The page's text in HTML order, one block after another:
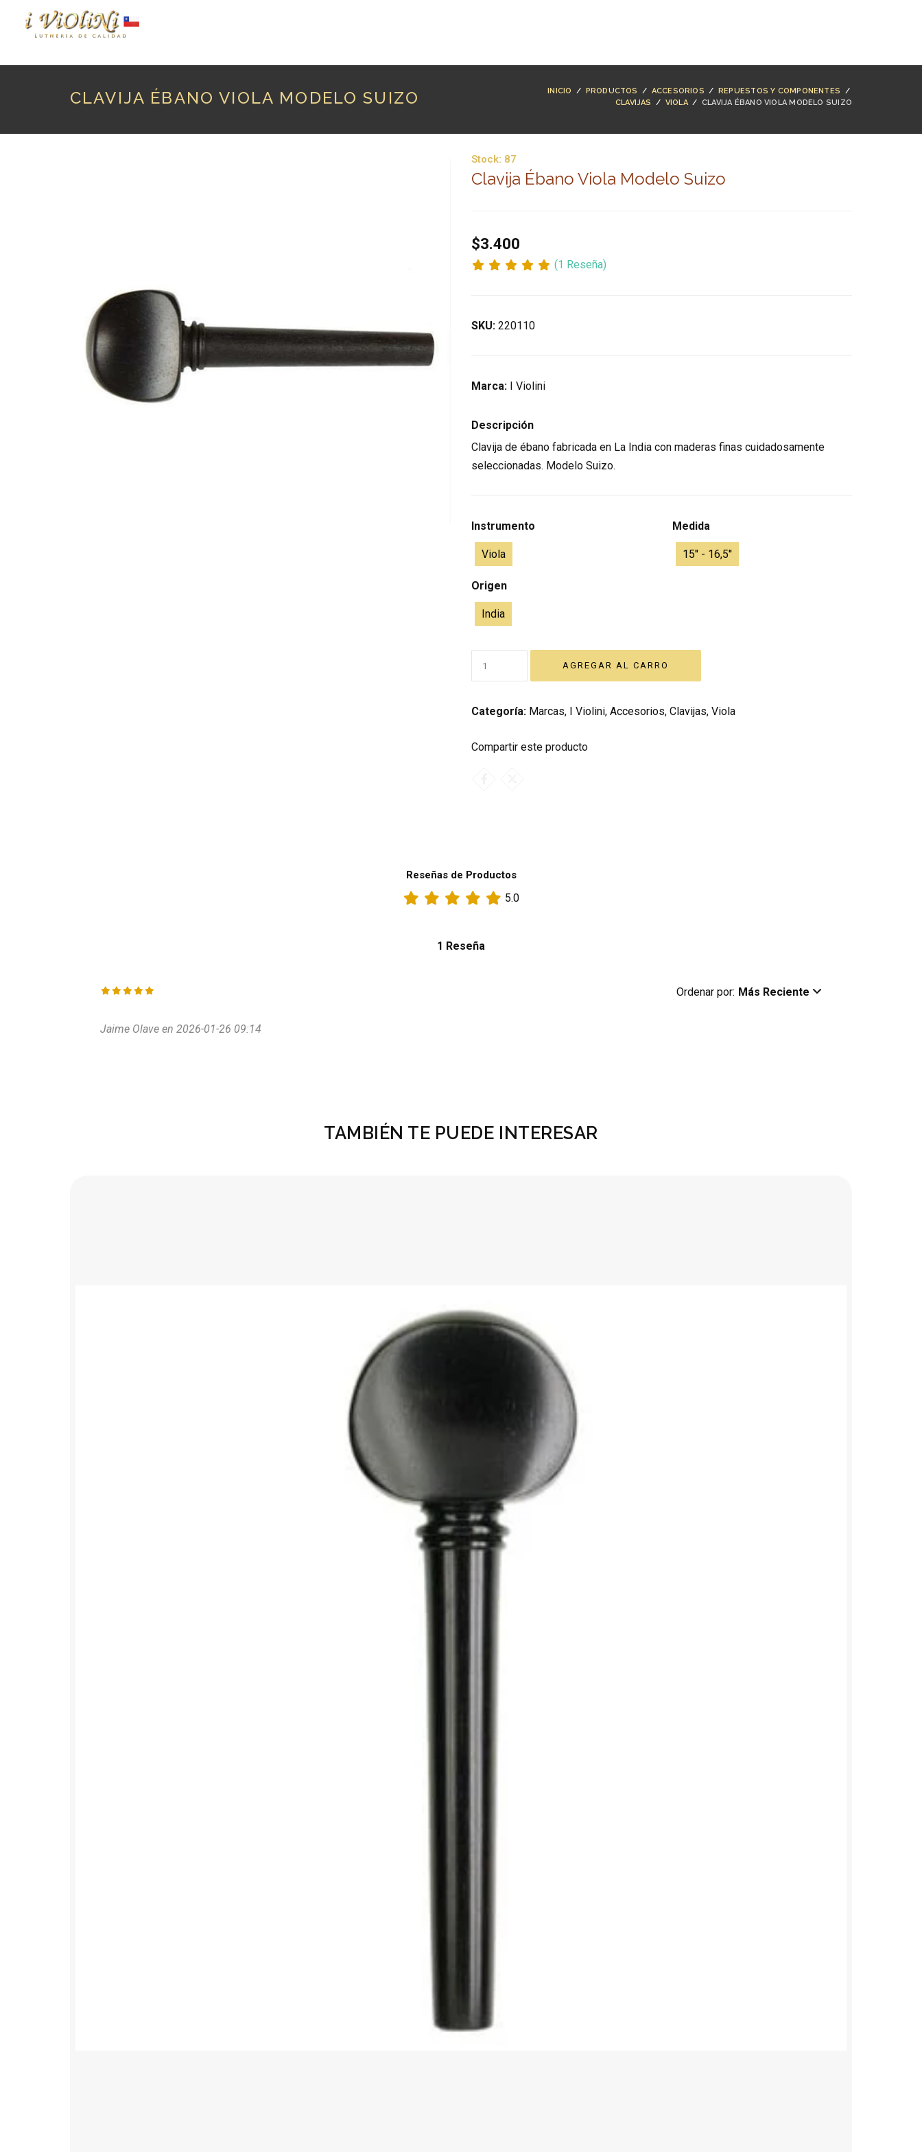
CLAVIJA ÉBANO VIOLA MODELO SUIZO INICIO / PRODUCTOS / ACCESORIOS / REPUESTOS Y COMPONENTES /
CLAVIJAS
/ VIOLA/ CLAVIJA ÉBANO VIOLA MODELO SUIZO
Stock: 87
Clavija Ébano Viola Modelo Suizo
$3.400
(1 Reseña)
SKU: 220110
Marca: I Violini
Descripción
Clavija de ébano fabricada en La India con maderas finas cuidadosamente
seleccionadas. Modelo Suizo.
Instrumento
Viola
Medida
15'' - 16,5''
Origen
India
Categoría: Marcas, I Violini, Accesorios, Clavijas, Viola
Compartir este producto
Reseñas de Productos
5.0
1 Reseña
Ordenar por: Más Reciente
Jaime Olave en 2026-01-26 09:14
TAMBIÉN TE PUEDE INTERESAR